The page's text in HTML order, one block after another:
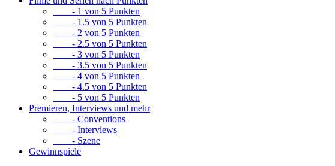
- 1 von 5 Punkten
- 1.5 von 5 Punkten
- 2 von 5 Punkten
- 2.5 von 5 Punkten
- 3 von 5 Punkten
- 3.5 von 5 Punkten
- 4 von 5 Punkten
- 4.5 von 5 Punkten
- 5 von 5 Punkten
Premieren, Interviews und mehr
- Conventions
- Interviews
- Szene
Gewinnspiele